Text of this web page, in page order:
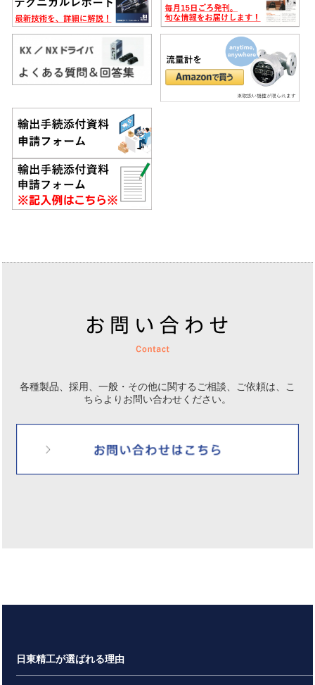
各種製品、採用、一般・その他に関するご相談、ご依頼は、
こ
ちらよりお問い合わせください。
日東精工が選ばれる理由